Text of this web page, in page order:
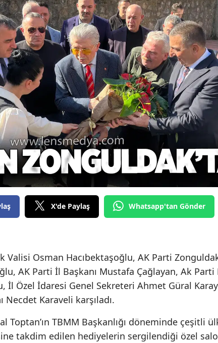
X'de Paylaş Whatsapp'tan Gönder
Valisi Osman Hacıbektaşoğlu, AK Parti
AK Parti İl Başkanı Mustafa Çağlayan, Ak Parti
İl Özel İdaresi Genel Sekreteri Ahmet Güral
Necdet Karaveli karşıladı.
Toptan’ın TBMM Başkanlığı döneminde çeşitli
takdim edilen hediyelerin sergilendiği özel